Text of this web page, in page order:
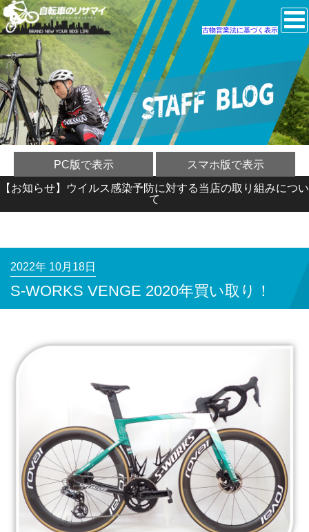
古物営業法に基づく表示
PC版で表示 スマホ版で表示
【お知らせ】ウイルス感染予防に対する当店の取り組みについ
て
2022年 10月18日
S-WORKS VENGE 2020年買い取り！